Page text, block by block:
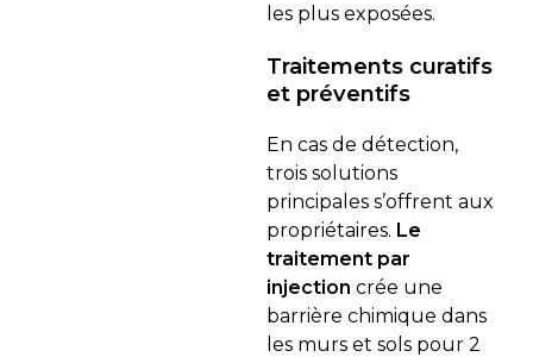
les plus exposées.
Traitements curatifs
et préventifs
En cas de détection,
trois solutions
principales s’offrent aux
propriétaires. Le
traitement par
injection crée une
barrière chimique dans
les murs et sols pour 2